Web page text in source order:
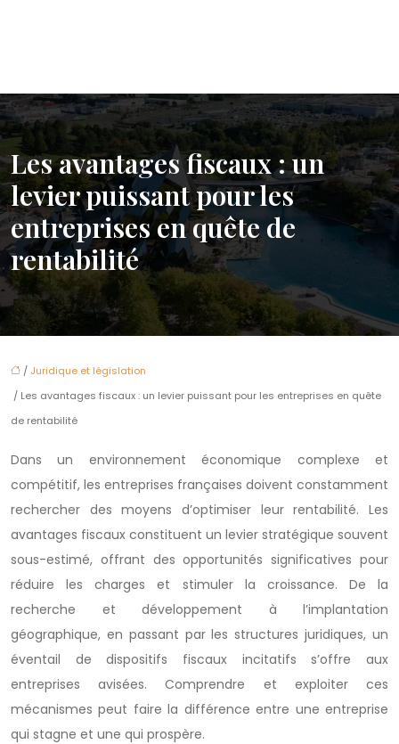
Les avantages fiscaux : un
levier puissant pour les
entreprises en quête de
rentabilité
/ Juridique et législation
/ Les avantages fiscaux : un levier puissant pour les entreprises en quête
de rentabilité
Dans un environnement économique complexe et
compétitif, les entreprises françaises doivent constamment
rechercher des moyens d’optimiser leur rentabilité. Les
avantages fiscaux constituent un levier stratégique souvent
sous-estimé, offrant des opportunités significatives pour
réduire les charges et stimuler la croissance. De la
recherche et développement à l’implantation
géographique, en passant par les structures juridiques, un
éventail de dispositifs fiscaux incitatifs s’offre aux
entreprises avisées. Comprendre et exploiter ces
mécanismes peut faire la différence entre une entreprise
qui stagne et une qui prospère.